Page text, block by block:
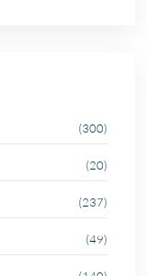
(300)
(20)
(237)
(49)